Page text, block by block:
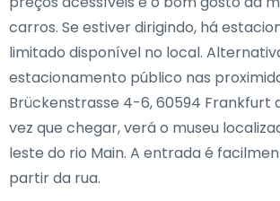
carros. Se estiver dirigindo, há
limitado disponível no local.
estacionamento público nas
Brückenstrasse 4-6, 60594 Frankfurt
vez que chegar, verá o museu
leste do rio Main. A entrada é
partir da rua.​